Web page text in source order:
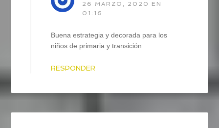
26 MARZO, 2020 EN
01:16
Buena estrategia y decorada para los
niños de primaria y transición
RESPONDER